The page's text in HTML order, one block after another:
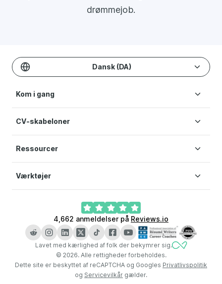
drømmejob.
Dansk (DA)
Kom i gang
Opret CV
Priser
Hjælp
Privatlivspolitik
CV-skabeloner
CV Skabeloner
Simpelt CV-skabelon
Ressourcer
Blog
Værktøjer
Ansøgningsbrev generator
LinkedIn CV-generator
CV Checker
4,662 anmeldelser på Reviews.io
Lavet med kærlighed af folk der bekymrer sig.
© 2026. Alle rettigheder forbeholdes.
Dette site er beskyttet af reCAPTCHA og Googles Privatlivspolitik
og Servicevilkår gælder.